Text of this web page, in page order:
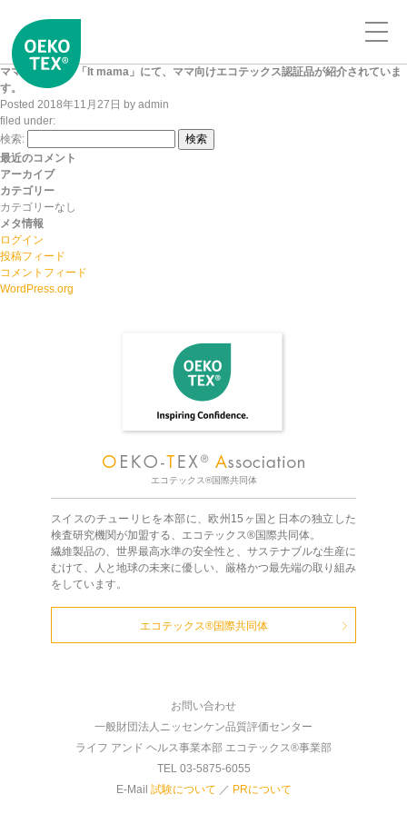
ママ向けサイト「It mama」にて、ママ向けエコテックス認証品が紹介されていま
す。
Posted 2018年11月27日 by admin
filed under:
検索:
検索
最近のコメント
アーカイブ
カテゴリー
カテゴリーなし
メタ情報
ログイン
投稿フィード
コメントフィード
WordPress.org
エコテックス®国際共同体
スイスのチューリヒを本部に、欧州15ヶ国と日本の独立した
検査研究機関が加盟する、エコテックス®国際共同体。
繊維製品の、世界最高水準の安全性と、サステナブルな生産に
むけて、人と地球の未来に優しい、厳格かつ最先端の取り組み
をしています。
エコテックス®国際共同体
お問い合わせ
一般財団法人ニッセンケン品質評価センター
ライフ アンド ヘルス事業本部 エコテックス®事業部
TEL 03-5875-6055
E-Mail 試験について ／ PRについて